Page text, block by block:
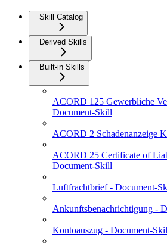
Skill Catalog
Derived Skills
Built-in Skills
ACORD 125 Gewerbliche
Document-Skill
ACORD 2 Schadenanzeige
ACORD 25 Certificate of
Document-Skill
Luftfrachtbrief - Document-
Ankunftsbenachrichtigung -
Kontoauszug - Document-